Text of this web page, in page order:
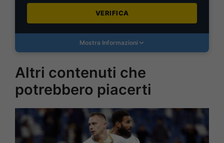
VERIFICA
Mostra Informazioni
Altri contenuti che
potrebbero piacerti